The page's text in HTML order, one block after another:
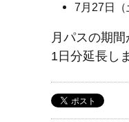
7月27日（
月パスの期
1日分延長し